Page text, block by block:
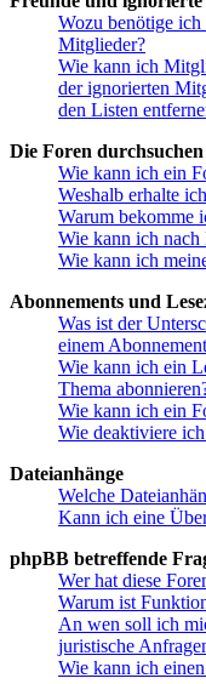
Wozu benötige
Mitglieder?
Wie kann ich
der ignorierten
den Listen
Die Foren durchsuchen
Wie kann ich ein
Weshalb erhalte
Warum bekomme
Wie kann ich
Wie kann ich
Abonnements und
Was ist der
einem
Wie kann ich ein
Thema
Wie kann ich ein
Wie deaktiviere
Dateianhänge
Welche
Kann ich eine
phpBB betreffende
Wer hat diese
Warum ist
An wen soll ich
juristische
Wie kann ich